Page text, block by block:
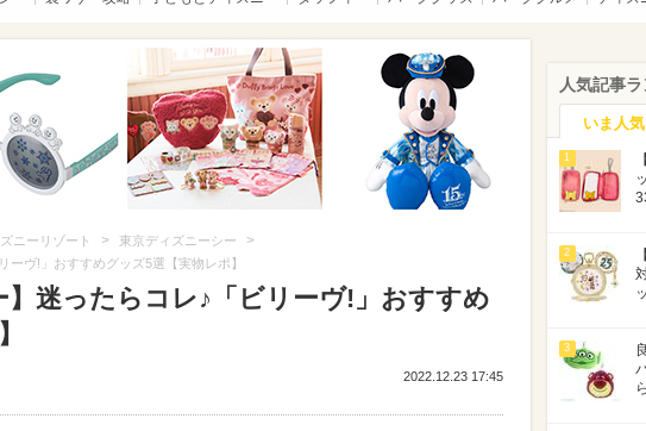
ニーリゾート > 東京ディズニーシー >
ーヴ!」おすすめグッズ5選【実物レポ】
】迷ったらコレ♪「ビリーヴ!」おすすめ
2022.12.23 17:45
人気記事
いま人気
1
2
3